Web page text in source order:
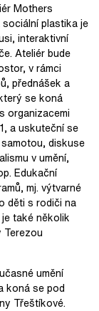
Mothers
plastika je
interaktivní
Ateliér bude
v rámci
přednášek a
se koná
organizacemi
a uskuteční se
diskuse
v umění,
Edukační
mj. výtvarné
děti s rodiči na
také několik
umění
koná se pod
Třeštíkové.